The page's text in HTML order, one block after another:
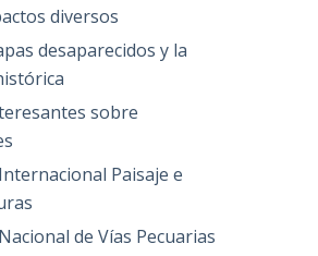
diversos
desaparecidos y la
sobre
Paisaje e
de Vías Pecuarias